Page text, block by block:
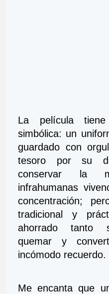
La película
simbólica: un
guardado con
tesoro por su
conservar la
infrahumanas
concentración;
tradicional y
ahorrado tanto
quemar y
incómodo recuerdo.
Me encanta que